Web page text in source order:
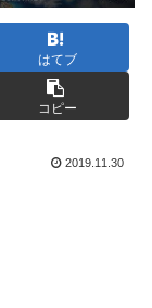
はてブ
コピー
2019.11.30